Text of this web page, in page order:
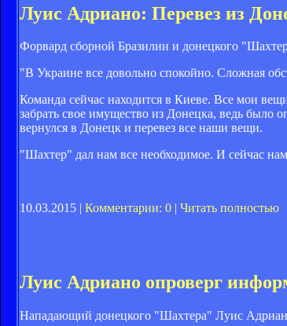
Луис Адриано: Перевез из
Форвард сборной Бразилии и донецкого
"В Украине все довольно спокойно. Сложная
Команда сейчас находится в Киеве. Все мои
забрать свое имущество из Донецка, ведь было
вернулся в Донецк и перевез все наши вещи.
"Шахтер" дал нам все необходимое. И сейчас
10.03.2015 | Комментарии: 0 | Читать полностью
Луис Адриано опроверг
Нападающий донецкого "Шахтера" Луис